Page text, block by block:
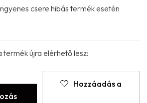
csere hibás termék esetén
termék újra elérhető lesz:
Hozzáadás a